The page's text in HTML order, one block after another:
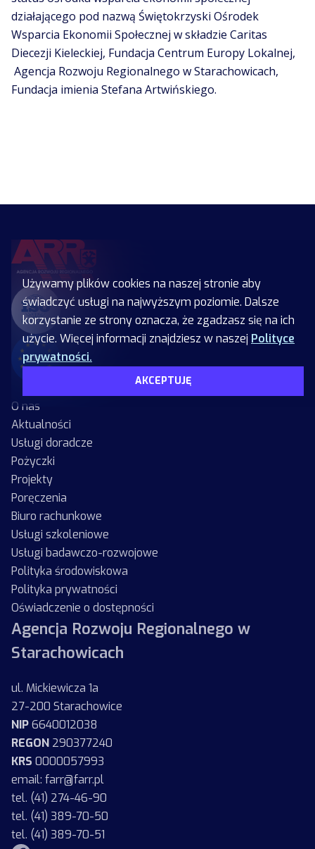
działającego pod nazwą Świętokrzyski Ośrodek
Wsparcia Ekonomii Społecznej w składzie Caritas
Diecezji Kieleckiej, Fundacja Centrum Europy Lokalnej,
Agencja Rozwoju Regionalnego w Starachowicach,
Fundacja imienia Stefana Artwińskiego.
Używamy plików cookies na naszej stronie aby
świadczyć usługi na najwyższym poziomie. Dalsze
korzystanie ze strony oznacza, że zgadzasz się na ich
użycie. Więcej informacji znajdziesz w naszej Polityce
prywatności.
AKCEPTUJĘ
O nas
Aktualności
Usługi doradcze
Pożyczki
Projekty
Poręczenia
Biuro rachunkowe
Usługi szkoleniowe
Usługi badawczo-rozwojowe
Polityka środowiskowa
Polityka prywatności
Oświadczenie o dostępności
Agencja Rozwoju Regionalnego w
Starachowicach
ul. Mickiewicza 1a
27-200 Starachowice
NIP6640012038
REGON 290377240
KRS 0000057993
email: farr@farr.pl
tel. (41) 274-46-90
tel. (41) 389-70-50
tel. (41) 389-70-51